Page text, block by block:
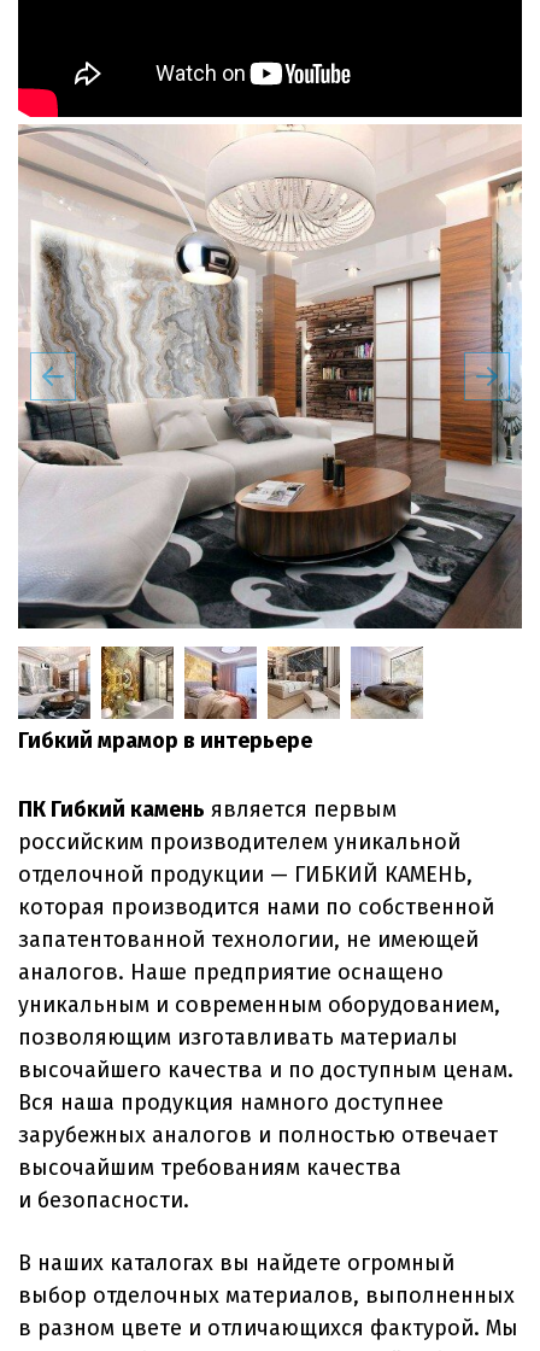
Гибкий мрамор в интерьере
ПК Гибкий камень является первым
российским производителем уникальной
отделочной продукции — ГИБКИЙ КАМЕНЬ,
которая производится нами по собственной
запатентованной технологии, не имеющей
аналогов. Наше предприятие оснащено
уникальным и современным оборудованием,
позволяющим изготавливать материалы
высочайшего качества и по доступным ценам.
Вся наша продукция намного доступнее
зарубежных аналогов и полностью отвечает
высочайшим требованиям качества
и безопасности.
В наших каталогах вы найдете огромный
выбор отделочных материалов, выполненных
в разном цвете и отличающихся фактурой. Мы